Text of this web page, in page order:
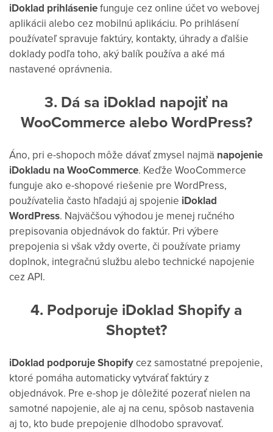
iDoklad prihláseniefunguje cez online účet vo webovej
aplikácii alebo cez mobilnú aplikáciu. Po prihlásení
používateľ spravuje faktúry, kontakty, úhrady a ďalšie
doklady podľa toho, aký balík používa a aké má
nastavené oprávnenia.
3. Dá sa iDoklad napojiť na
WooCommerce alebo WordPress?
Áno, pri e-shopoch môže dávať zmysel najmä napojenie
iDokladu na WooCommerce. Keďže WooCommerce
funguje ako e-shopové riešenie pre WordPress,
používatelia často hľadajú aj spojenie iDoklad
WordPress. Najväčšou výhodou je menej ručného
prepisovania objednávok do faktúr. Pri výbere
prepojenia si však vždy overte, či používate priamy
doplnok, integračnú službu alebo technické napojenie
cez API.
4. Podporuje iDoklad Shopify a
Shoptet?
iDoklad podporuje Shopifycez samostatné prepojenie,
ktoré pomáha automaticky vytvárať faktúry z
objednávok. Pre e-shop je dôležité pozerať nielen na
samotné napojenie, ale aj na cenu, spôsob nastavenia
aj to, kto bude prepojenie dlhodobo spravovať.